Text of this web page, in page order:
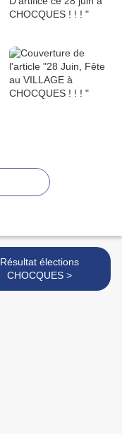
Résultat élections
CHOCQUES >